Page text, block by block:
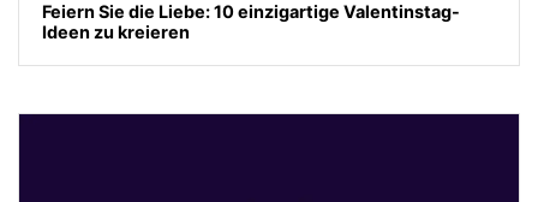
Feiern Sie die Liebe: 10 einzigartige Valentinstag-
Ideen zu kreieren